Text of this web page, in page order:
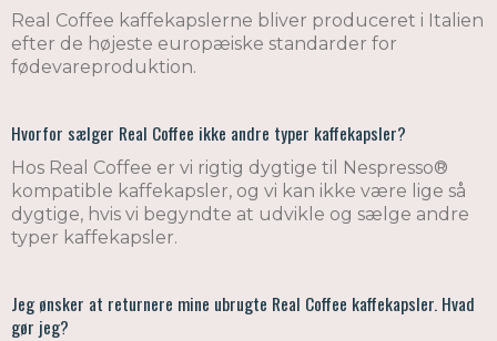
Real Coffee kaffekapslerne bliver produceret i Italien
efter de højeste europæiske standarder for
fødevareproduktion.
Hvorfor sælger Real Coffee ikke andre typer kaffekapsler?
Hos Real Coffee er vi rigtig dygtige til Nespresso®
kompatible kaffekapsler, og vi kan ikke være lige så
dygtige, hvis vi begyndte at udvikle og sælge andre
typer kaffekapsler.
Jeg ønsker at returnere mine ubrugte Real Coffee kaffekapsler. Hvad
gør jeg?